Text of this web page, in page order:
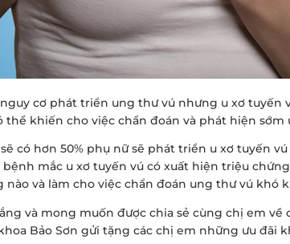
cơ phát triển ung thư vú nhưng u xơ tuyến
thể khiến cho việc chẩn đoán và phát hiện
có hơn 50% phụ nữ sẽ phát triển u xơ tuyến
mắc u xơ tuyến vú có xuất hiện triệu
nào và làm cho việc chẩn đoán ung thư vú khó
và mong muốn được chia sẻ cùng chị em về
Bảo Sơn gửi tặng các chị em những ưu đãi